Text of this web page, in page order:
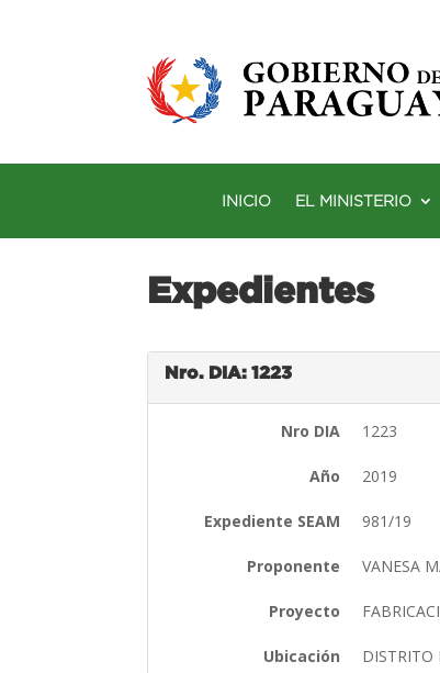
INICIO EL MINISTERIO
Expedientes
Nro. DIA: 1223
Nro DIA 1223
Año 2019
Expediente SEAM 981/19
Proponente VANESA
Proyecto
Ubicación DISTRITO